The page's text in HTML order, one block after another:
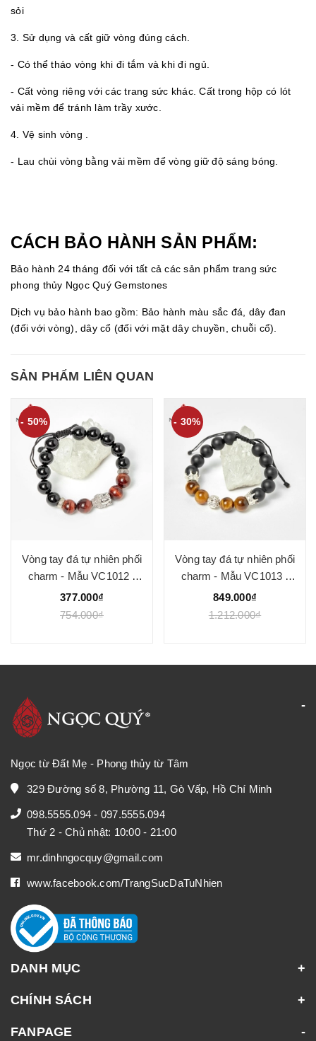
sỏi
3. Sử dụng và cất giữ vòng đúng cách.
- Có thể tháo vòng khi đi tắm và khi đi ngủ.
- Cất vòng riêng với các trang sức khác. Cất trong hộp có lót
vải mềm để tránh làm trầy xước.
4. Vệ sinh vòng .
- Lau chùi vòng bằng vải mềm để vòng giữ độ sáng bóng.
CÁCH BẢO HÀNH SẢN PHẨM:
Bảo hành 24 tháng đối với tất cả các sản phẩm trang sức
phong thủy Ngọc Quý Gemstones
Dịch vụ bảo hành bao gồm: Bảo hành màu sắc đá, dây đan
(đối với vòng), dây cổ (đối với mặt dây chuyền, chuỗi cổ).
SẢN PHẨM LIÊN QUAN
- 50%
Vòng tay đá tự nhiên phối
charm - Mẫu VC1012 -
Ngọc Quý
377.000₫
754.000₫
- 30%
Vòng tay đá tự nhiên phối
charm - Mẫu VC1013 -
Ngọc Quý
849.000₫
1.212.000₫
Ngọc từ Đất Mẹ - Phong thủy từ Tâm
329 Đường số 8, Phường 11, Gò Vấp, Hồ Chí Minh
098.5555.094 - 097.5555.094
Thứ 2 - Chủ nhật: 10:00 - 21:00
mr.dinhngocquy@gmail.com
www.facebook.com/TrangSucDaTuNhien
DANH MỤC
CHÍNH SÁCH
FANPAGE